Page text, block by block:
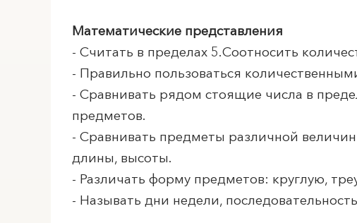
Математические представления
- Считать в пределах 5.Соотносить
- Правильно пользоваться
- Сравнивать рядом стоящие числа в
предметов.
- Сравнивать предметы различной
длины, высоты.
- Различать форму предметов: круглую,
- Называть дни недели,